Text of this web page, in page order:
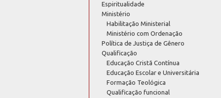
Espiritualidade
Ministério
Habilitação Ministerial
Ministério com Ordenação
Política de Justiça de Gênero
Qualificação
Educação Cristã Contínua
Educação Escolar e Universitária
Formação Teológica
Qualificação funcional